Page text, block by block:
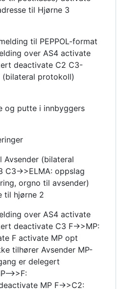
til Hjørne 3
til PEPPOL-format
over AS4 activate
deactivate C2 C3-
(bilateral protokoll)
og putte i innbyggers
Avsender (bilateral
>>ELMA: oppslag
orgno til avsender)
til hjørne 2
over AS4 activate
deactivate C3 F->>MP:
F activate MP opt
tilhører Avsender MP-
er delegert
>>F:
MP F->>C2: